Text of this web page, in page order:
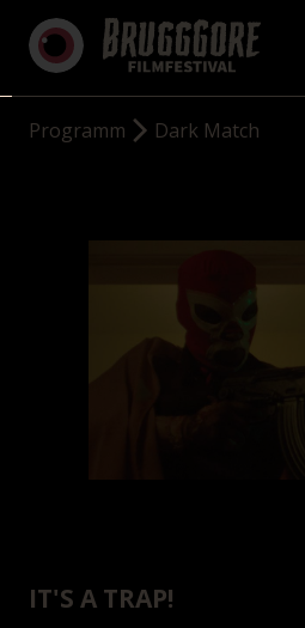
Programm Dark Match
IT'S A TRAP!